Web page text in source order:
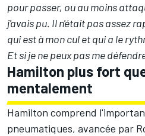
pour passer, ou au moins
j'avais pu. Il n'était pas assez
qui est à mon cul et qui a le
Et si je ne peux pas me
Hamilton plus fort
mentalement
Hamilton comprend
pneumatiques, avancée par